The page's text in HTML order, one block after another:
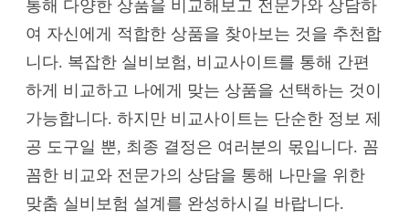
통해 다양한 상품을 비교해보고 전문가와 상담하
여 자신에게 적합한 상품을 찾아보는 것을 추천합
니다. 복잡한 실비보험, 비교사이트를 통해 간편
하게 비교하고 나에게 맞는 상품을 선택하는 것이
가능합니다. 하지만 비교사이트는 단순한 정보 제
공 도구일 뿐, 최종 결정은 여러분의 몫입니다. 꼼
꼼한 비교와 전문가의 상담을 통해 나만을 위한
맞춤 실비보험 설계를 완성하시길 바랍니다.